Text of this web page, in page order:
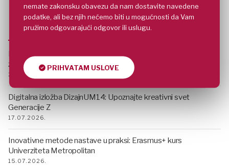
NAJNOVIJE
MET Letnja škola 2026: Pet dana novih znanja, ideja i inspiracije
za buduće karijere
23.07.2026.
Digitalna izložba DizajnUM14: Upoznajte kreativni svet
Generacije Z
17.07.2026.
Inovativne metode nastave u praksi: Erasmus+ kurs
Univerziteta Metropolitan
15.07.2026.
nemate zakonsku obavezu da nam dostavite navedene
podatke, ali bez njih nećemo biti u mogućnosti da Vam
pružimo odgovarajući odgovor ili uslugu.
PRIHVATAM USLOVE